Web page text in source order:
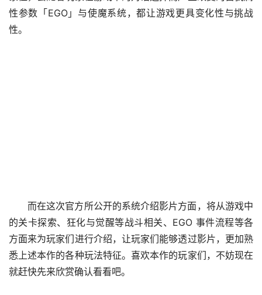
性参数「EGO」与使魔系统，都让游戏更具变化性与挑战
性。
而在这次官方所公开的系统介绍影片方面，将从游戏中
的关卡探索、狂化与觉醒等战斗相关、EGO 事件流程等各
方面来为玩家们进行介绍，让玩家们能够透过影片，更加熟
悉上述本作的各种玩法特征。喜欢本作的玩家们，不妨现在
就赶快先来欣赏确认看看吧。